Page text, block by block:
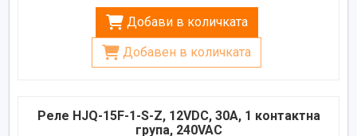
Добави в количката
Добавен в количката
Реле HJQ-15F-1-S-Z, 12VDC, 30A, 1 контактна
група, 240VAC